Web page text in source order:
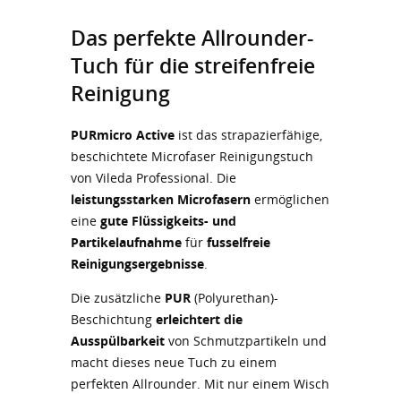
Das perfekte Allrounder-
Tuch für die streifenfreie
Reinigung
PURmicro Active ist das strapazierfähige,
beschichtete Microfaser Reinigungstuch
von Vileda Professional. Die
leistungsstarken Microfasern ermöglichen
eine gute Flüssigkeits- und
Partikelaufnahme für fusselfreie
Reinigungsergebnisse
Die zusätzliche PUR (Polyurethan)-
Beschichtung erleichtert die
Ausspülbarkeit von Schmutzpartikeln und
macht dieses neue Tuch zu einem
perfekten Allrounder. Mit nur einem Wisch